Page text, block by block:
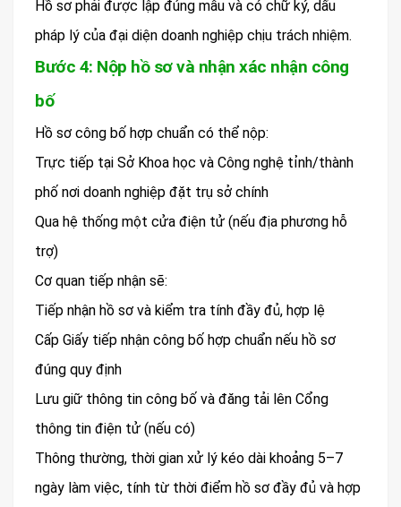
Hồ sơ phải được lập đúng mẫu và có chữ ký, dấu
pháp lý của đại diện doanh nghiệp chịu trách nhiệm.
Bước 4: Nộp hồ sơ và nhận xác nhận công
bố
Hồ sơ công bố hợp chuẩn có thể nộp:
Trực tiếp tại Sở Khoa học và Công nghệ tỉnh/thành
phố nơi doanh nghiệp đặt trụ sở chính
Qua hệ thống một cửa điện tử (nếu địa phương hỗ
trợ)
Cơ quan tiếp nhận sẽ:
Tiếp nhận hồ sơ và kiểm tra tính đầy đủ, hợp lệ
Cấp Giấy tiếp nhận công bố hợp chuẩn nếu hồ sơ
đúng quy định
Lưu giữ thông tin công bố và đăng tải lên Cổng
thông tin điện tử (nếu có)
Thông thường, thời gian xử lý kéo dài khoảng 5–7
ngày làm việc, tính từ thời điểm hồ sơ đầy đủ và hợp